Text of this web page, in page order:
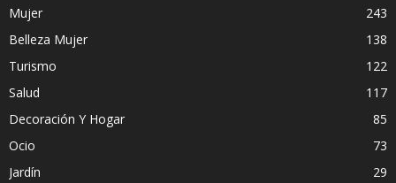
Mujer
243
Belleza Mujer
138
Turismo
122
Salud
117
Decoración Y Hogar
85
Ocio
73
Jardín
29